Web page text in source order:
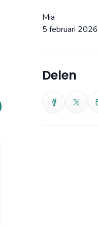
Mia
5 februari 2026
Delen